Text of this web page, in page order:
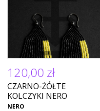
120,00 zł
CZARNO-ŻÓŁTE
KOLCZYKI NERO
NERO